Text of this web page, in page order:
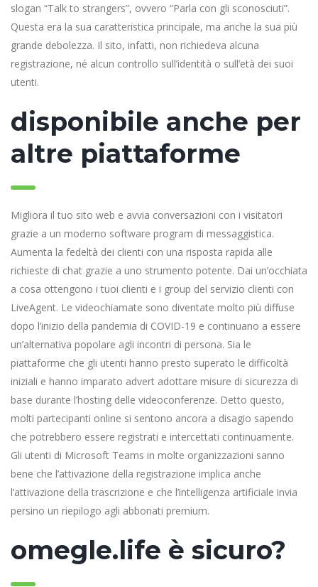
slogan “Talk to strangers”, ovvero “Parla con gli sconosciuti”.
Questa era la sua caratteristica principale, ma anche la sua più
grande debolezza. Il sito, infatti, non richiedeva alcuna
registrazione, né alcun controllo sull’identità o sull’età dei suoi
utenti.
disponibile anche per
altre piattaforme
Migliora il tuo sito web e avvia conversazioni con i visitatori
grazie a un moderno software program di messaggistica.
Aumenta la fedeltà dei clienti con una risposta rapida alle
richieste di chat grazie a uno strumento potente. Dai un’occhiata
a cosa ottengono i tuoi clienti e i group del servizio clienti con
LiveAgent. Le videochiamate sono diventate molto più diffuse
dopo l’inizio della pandemia di COVID-19 e continuano a essere
un’alternativa popolare agli incontri di persona. Sia le
piattaforme che gli utenti hanno presto superato le difficoltà
iniziali e hanno imparato advert adottare misure di sicurezza di
base durante l’hosting delle videoconferenze. Detto questo,
molti partecipanti online si sentono ancora a disagio sapendo
che potrebbero essere registrati e intercettati continuamente.
Gli utenti di Microsoft Teams in molte organizzazioni sanno
bene che l’attivazione della registrazione implica anche
l’attivazione della trascrizione e che l’intelligenza artificiale invia
persino un riepilogo agli abbonati premium.
omegle.life è sicuro?